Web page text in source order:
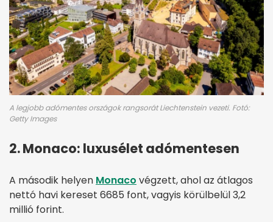
A legjobb adómentes országok rangsorát Liechtenstein vezeti. Fotó:
Getty Images
2. Monaco: luxusélet adómentesen
A második helyen Monaco végzett, ahol az átlagos
nettó havi kereset 6685 font, vagyis körülbelül 3,2
millió forint.